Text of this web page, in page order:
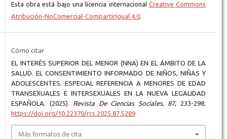
Esta obra está bajo una licencia internacional Creative Commons
Atribución-NoComercial-CompartirIgual 4.0.
Cómo citar
EL INTERÉS SUPERIOR DEL MENOR (NNA) EN EL ÁMBITO DE LA
SALUD. EL CONSENTIMIENTO INFORMADO DE NIÑOS, NIÑAS Y
ADOLESCENTES. ESPECIAL REFERENCIA A MENORES DE EDAD
TRANSEXUALES E INTERSEXUALES EN LA NUEVA LEGALIDAD
ESPAÑOLA. (2025). Revista De Ciencias Sociales, 87, 233-298.
https://doi.org/10.22370/rcs.2025.87.5289
Más formatos de cita